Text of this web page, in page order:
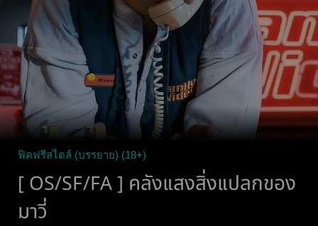
ฟิคฟรีสไตล์ (บรรยาย) (18+)
[ OS/SF/FA ] คลังแสงสิ่งแปลกของ
มาวี่